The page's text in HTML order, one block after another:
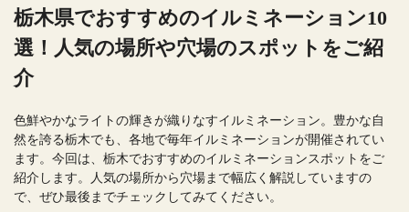
栃木県でおすすめのイルミネーション10
選！人気の場所や穴場のスポットをご紹
介
色鮮やかなライトの輝きが織りなすイルミネーション。豊かな自
然を誇る栃木でも、各地で毎年イルミネーションが開催されてい
ます。今回は、栃木でおすすめのイルミネーションスポットをご
紹介します。人気の場所から穴場まで幅広く解説していますの
で、ぜひ最後までチェックしてみてください。